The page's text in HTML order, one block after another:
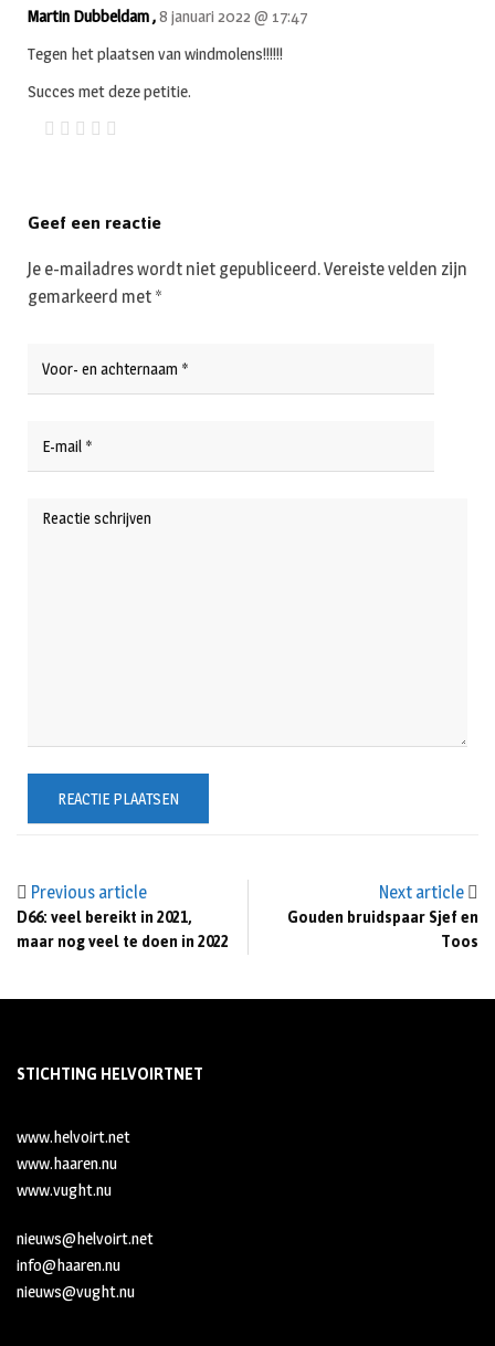
Previous article
D66: veel bereikt in 2021,
maar nog veel te doen in 2022
Next article
Gouden bruidspaar Sjef en
Toos
Martin Dubbeldam ,8 januari 2022 @ 17:47
Tegen het plaatsen van windmolens!!!!!!
Succes met deze petitie.
Geef een reactie
Je e-mailadres wordt niet gepubliceerd.Vereiste velden zijn
gemarkeerd met *
STICHTING HELVOIRTNET
www.helvoirt.net
www.haaren.nu
www.vught.nu
nieuws@helvoirt.net
info@haaren.nu
nieuws@vught.nu